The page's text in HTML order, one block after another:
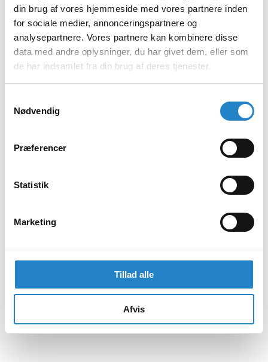
din brug af vores hjemmeside med vores partnere inden
for sociale medier, annonceringspartnere og
analysepartnere. Vores partnere kan kombinere disse
data med andre oplysninger, du har givet dem, eller som
de har indsamlet fra din brug af deres tjenester.
Nødvendig
Præferencer
Statistik
Marketing
Tillad alle
Afvis